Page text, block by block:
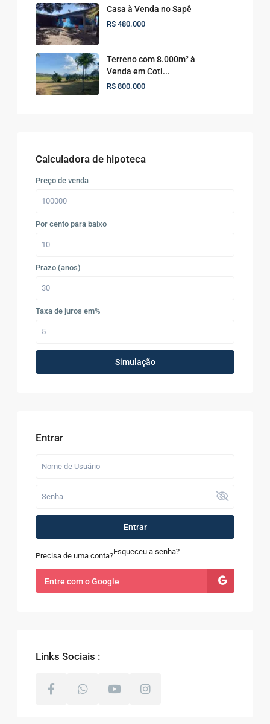
Casa à Venda no Sapê
R$ 480.000
Terreno com 8.000m² à
Venda em Coti...
R$ 800.000
Calculadora de hipoteca
Preço de venda
Por cento para baixo
Prazo (anos)
Taxa de juros em%
Simulação
Entrar
Entrar
Precisa de uma conta?Esqueceu a senha?
Entre com o Google
Links Sociais :